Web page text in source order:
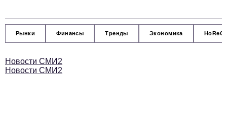
Новости компании
Авторские материалы
Рынки Финансы Тренды Экономика HoReCa
Новости СМИ2
Новости СМИ2